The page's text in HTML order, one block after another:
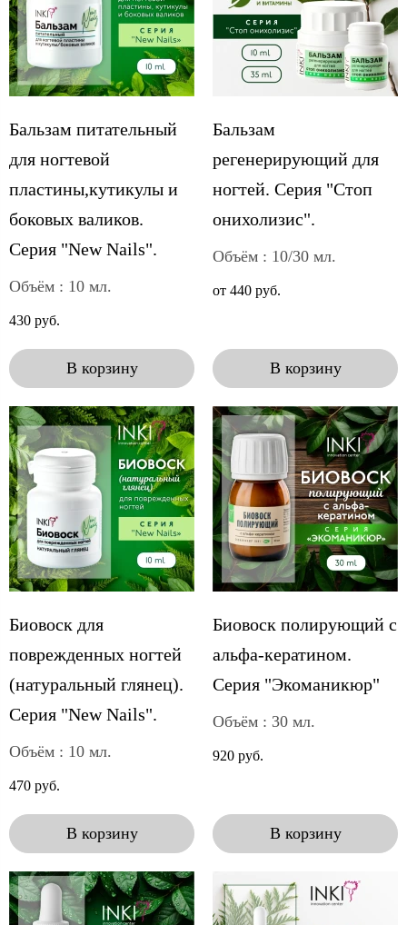
Бальзам питательный
для ногтевой
пластины,кутикулы и
боковых валиков.
Серия "New Nails".
Объём : 10 мл.
430 руб.
В корзину
Бальзам
регенерирующий для
ногтей. Серия "Стоп
онихолизис".
Объём : 10/30 мл.
от 440 руб.
В корзину
Биовоск для
поврежденных ногтей
(натуральный глянец).
Серия "New Nails".
Объём : 10 мл.
470 руб.
В корзину
Биовоск полирующий с
альфа-кератином.
Серия "Экоманикюр"
Объём : 30 мл.
920 руб.
В корзину